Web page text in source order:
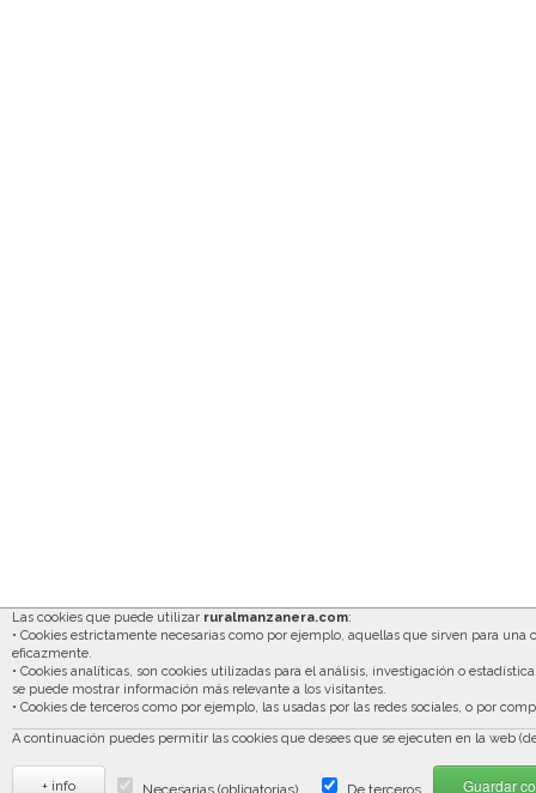
Las cookies que puede utilizar ruralmanzanera.com:
• Cookies estrictamente necesarias como por ejemplo, aquellas que sirven para
eficazmente.
• Cookies analíticas, son cookies utilizadas para el análisis, investigación o
se puede mostrar información más relevante a los visitantes.
• Cookies de terceros como por ejemplo, las usadas por las redes sociales, o por
A continuación puedes permitir las cookies que desees que se ejecuten en la web
+ info Necesarias (obligatorias) De terceros Guardar